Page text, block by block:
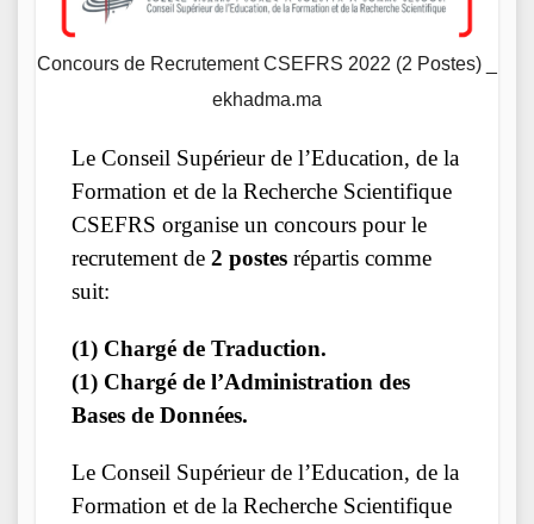
Concours de Recrutement CSEFRS 2022 (2 Postes) _
ekhadma.ma
Le Conseil Supérieur de l’Education, de la
Formation et de la Recherche Scientifique
CSEFRS organise un concours pour le
recrutement de 2 postes répartis comme
suit:
(1) Chargé de Traduction.
(1) Chargé de l’Administration des
Bases de Données.
Le Conseil Supérieur de l’Education, de la
Formation et de la Recherche Scientifique